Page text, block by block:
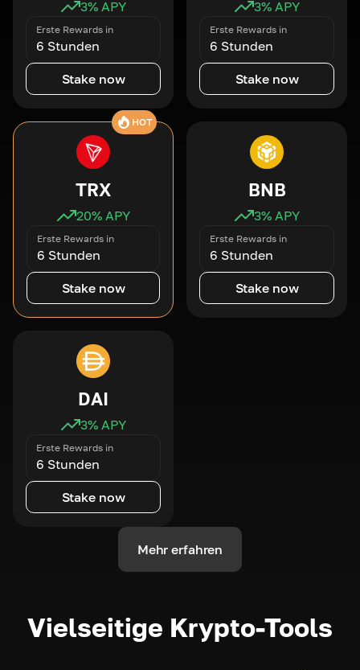
3% APY
Erste Rewards in
6 Stunden
Stake now
3% APY
Erste Rewards in
6 Stunden
Stake now
HOT
TRX
20% APY
Erste Rewards in
6 Stunden
Stake now
BNB
3% APY
Erste Rewards in
6 Stunden
Stake now
DAI
3% APY
Erste Rewards in
6 Stunden
Stake now
Mehr erfahren
Vielseitige Krypto-Tools